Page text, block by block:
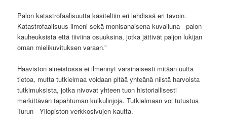
Palon katastrofaalisuutta käsiteltiin eri lehdissä eri tavoin.
Katastrofaalisuus ilmeni sekä monisanaisena kuvailuna palon
kauheuksista että tiiviinä osuuksina, jotka jättivät paljon lukijan
oman mielikuvituksen varaan.”
Haaviston aineistossa ei ilmennyt varsinaisesti mitään uutta
tietoa, mutta tutkielmaa voidaan pitää yhteänä niistä harvoista
tutkimuksista, jotka nivovat yhteen tuon historiallisesti
merkittävän tapahtuman kulkulinjoja. Tutkielmaan voi tutustua
Turun Yliopiston verkkosivujen kautta.